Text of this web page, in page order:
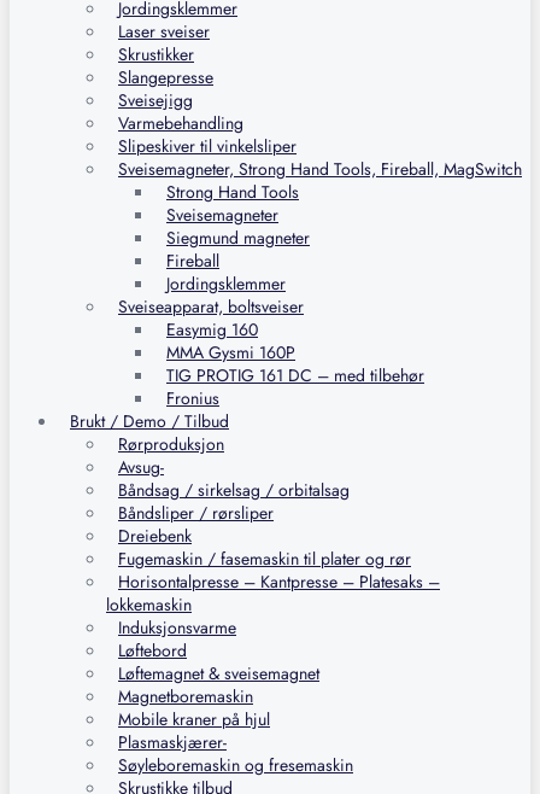
Jordingsklemmer
Laser sveiser
Skrustikker
Slangepresse
Sveisejigg
Varmebehandling
Slipeskiver til vinkelsliper
Sveisemagneter, Strong Hand Tools, Fireball, MagSwitch
Strong Hand Tools
Sveisemagneter
Siegmund magneter
Fireball
Jordingsklemmer
Sveiseapparat, boltsveiser
Easymig 160
MMA Gysmi 160P
TIG PROTIG 161 DC – med tilbehør
Fronius
Brukt / Demo / Tilbud
Rørproduksjon
Avsug-
Båndsag / sirkelsag / orbitalsag
Båndsliper / rørsliper
Dreiebenk
Fugemaskin / fasemaskin til plater og rør
Horisontalpresse – Kantpresse – Platesaks –
lokkemaskin
Induksjonsvarme
Løftebord
Løftemagnet & sveisemagnet
Magnetboremaskin
Mobile kraner på hjul
Plasmaskjærer-
Søyleboremaskin og fresemaskin
Skrustikke tilbud